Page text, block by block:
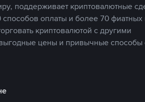
поддерживает криптовалютные
оплаты и более 70 фиатных
криптовалютой с другими
цены и привычные способы